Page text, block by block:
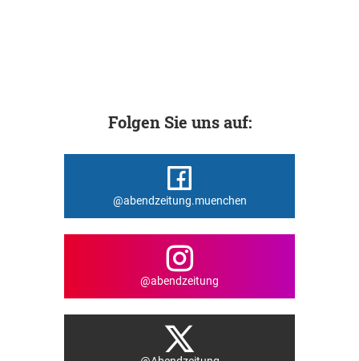
Folgen Sie uns auf:
@abendzeitung.muenchen
@abendzeitung